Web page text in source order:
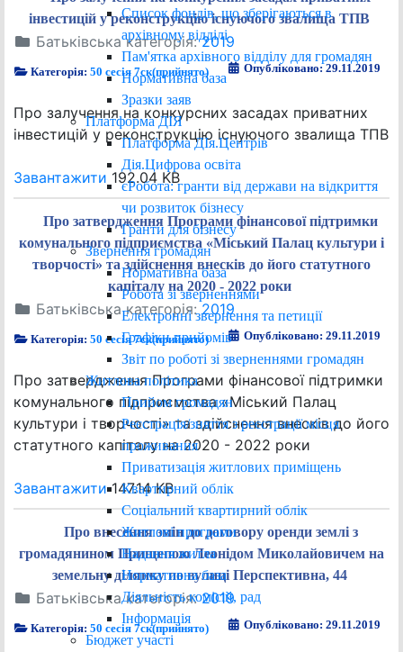
Список фондів, що зберігаються в
архівному відділі
Пам'ятка архівного відділу для громадян
Нормативна база
Зразки заяв
Платформа ДІЯ
Платформа ДІя.Центрів
Дія.Цифрова освіта
єРобота: гранти від держави на відкриття
чи розвиток бізнесу
Гранти для бізнесу
Звернення громадян
Нормативна база
Робота зі зверненнями
Електронні звернення та петиції
Графіки прийомів
Звіт по роботі зі зверненнями громадян
Житлова політика
Прийом громадян
Реєстрація/зняття з реєстрації місця
проживання
Приватизація житлових приміщень
Квартирний облік
Соціальний квартирний облік
Житлові програми
Надання житла
Нормативна база
Діяльність комісій, рад
Інформація
Бюджет участі
інвестицій у реконструкцію існуючого звалища ТПВ
Батьківська категорія:2019
Категорія:50 сесія 7ск(прийнято) Опубліковано: 29.11.2019
Про залучення на конкурсних засадах приватних
інвестицій у реконструкцію існуючого звалища ТПВ
Завантажити 192.04 KB
Про затвердження Програми фінансової підтримки
комунального підприємства «Міський Палац культури і
творчості» та здійснення внесків до його статутного
капіталу на 2020 - 2022 роки
Батьківська категорія:2019
Категорія:50 сесія 7ск(прийнято) Опубліковано: 29.11.2019
Про затвердження Програми фінансової підтримки
комунального підприємства «Міський Палац
культури і творчості» та здійснення внесків до його
статутного капіталу на 2020 - 2022 роки
Завантажити147.14 KB
Про внесення змін до договору оренди землі з
громадянином Прищепою Леонідом Миколайовичем на
земельну ділянку по вулиці Перспективна, 44
Батьківська категорія:2019
Категорія:50 сесія 7ск(прийнято) Опубліковано: 29.11.2019